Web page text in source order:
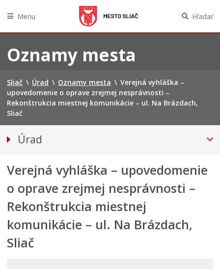
obsah
Menu Hľadať
Oznamy mesta
Sliač \ Úrad \ Oznamy mesta \ Verejná vyhláška –
upovedomenie o oprave zrejmej nesprávnosti –
Rekonštrukcia miestnej komunikácie – ul. Na Brázdach,
Sliač
Úrad
Odbory úradu
Projekty
Zmluvy, faktúry a objednávky
Tlačivá a agendy
Verejná vyhláška – upovedomenie
o oprave zrejmej nesprávnosti –
Rekonštrukcia miestnej
komunikácie – ul. Na Brázdach,
Sliač